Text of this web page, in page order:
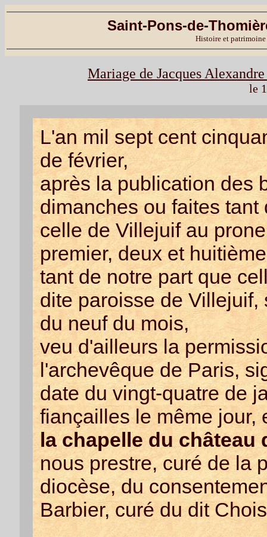
Saint-Pons-de-
Histoire et
Mariage de Jacques
le
L'an mil sept cent
de février,
après la publication des
dimanches ou faites
celle de Villejuif au
premier, deux et
tant de notre part que
dite paroisse de
du neuf du mois,
veu d'ailleurs la
l'archevêque de Paris,
date du vingt-quatre de
fiançailles le même
la chapelle du château
nous prestre, curé de la
diocèse, du
Barbier, curé du dit